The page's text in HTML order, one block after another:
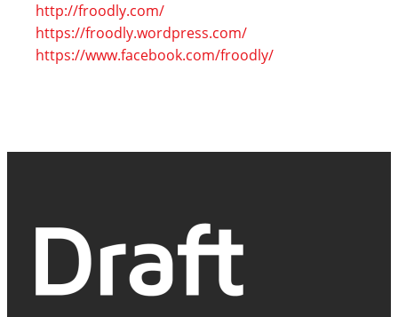
http://froodly.com/
https://froodly.wordpress.com/
https://www.facebook.com/froodly/